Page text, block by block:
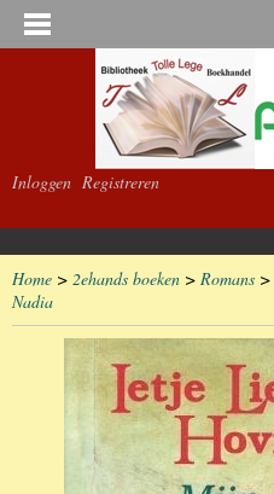
Inloggen Registreren
Home > 2ehands boeken > Romans >
Nadia